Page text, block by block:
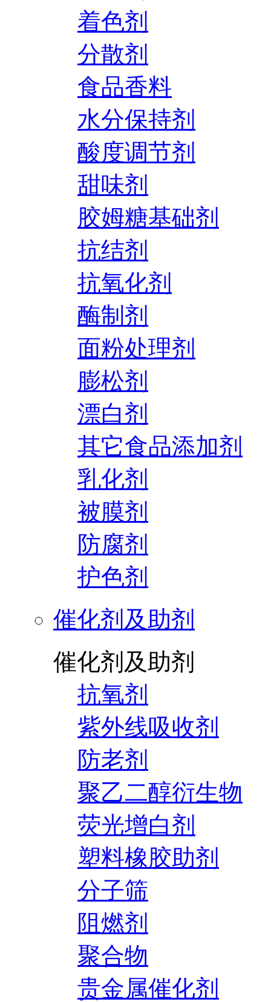
着色剂
分散剂
食品香料
水分保持剂
酸度调节剂
甜味剂
胶姆糖基础剂
抗结剂
抗氧化剂
酶制剂
面粉处理剂
膨松剂
漂白剂
其它食品添加剂
乳化剂
被膜剂
防腐剂
护色剂
催化剂及助剂
催化剂及助剂
抗氧剂
紫外线吸收剂
防老剂
聚乙二醇衍生物
荧光增白剂
塑料橡胶助剂
分子筛
阻燃剂
聚合物
贵金属催化剂